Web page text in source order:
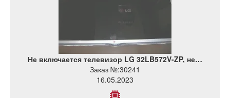
Не включается телевизор LG 32LB572V-ZP, не…
Заказ №:30241
16.05.2023